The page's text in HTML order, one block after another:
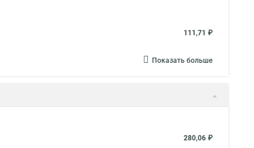
111,71 ₽
Показать больше
280,06 ₽